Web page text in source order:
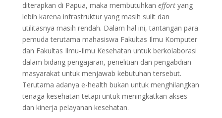
diterapkan di Papua, maka membutuhkan effortyang
lebih karena infrastruktur yang masih sulit dan
utilitasnya masih rendah. Dalam hal ini, tantangan para
pemuda terutama mahasiswa Fakultas Ilmu Komputer
dan Fakultas Ilmu-Ilmu Kesehatan untuk berkolaborasi
dalam bidang pengajaran, penelitian dan pengabdian
masyarakat untuk menjawab kebutuhan tersebut.
Terutama adanya e-health bukan untuk menghilangkan
tenaga kesehatan tetapi untuk meningkatkan akses
dan kinerja pelayanan kesehatan.